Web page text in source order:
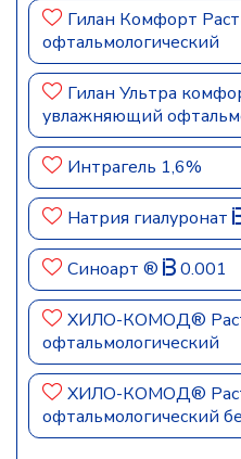
Гилан Комфорт
офтальмологический
Гилан Ультра
увлажняющий
Интрагель 1,6%
Натрия гиалуронат
Синоарт ® 0.001
ХИЛО-КОМОД®
офтальмологический
ХИЛО-КОМОД®
офтальмологический